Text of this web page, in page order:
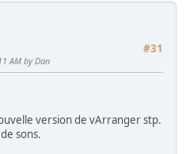
#31
AM by Dan
version de vArranger stp.
sons.